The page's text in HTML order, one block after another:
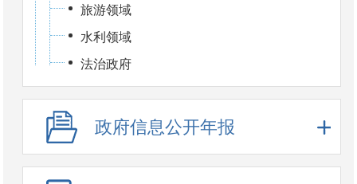
旅游领域
水利领域
法治政府
政府信息公开年报